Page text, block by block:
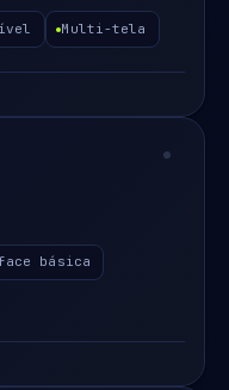
Multi-tela
básica